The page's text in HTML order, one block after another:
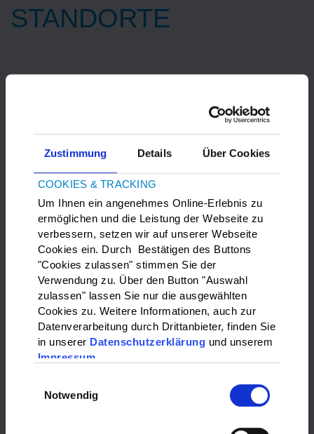
Zustimmung Details Über Cookies
COOKIES & TRACKING
Um Ihnen ein angenehmes Online-Erlebnis zu
ermöglichen und die Leistung der Webseite zu
verbessern, setzen wir auf unserer Webseite
Cookies ein. Durch Bestätigen des Buttons
"Cookies zulassen" stimmen Sie der
Verwendung zu. Über den Button "Auswahl
zulassen" lassen Sie nur die ausgewählten
Cookies zu. Weitere Informationen, auch zur
Datenverarbeitung durch Drittanbieter, finden Sie
in unserer Datenschutzerklärung und unserem
Impressum
Notwendig
STANDORTE
Marketing-Cookies
akzeptieren, um die Google Maps
anzuzeigen.
WAS?:
Bitte wählen…
Bitte wählen…